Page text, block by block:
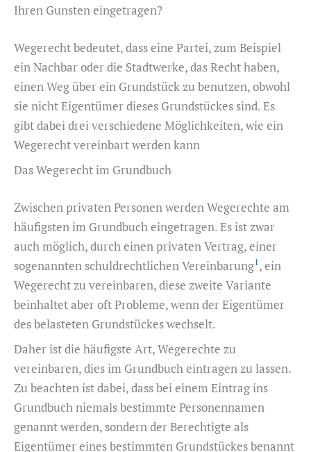
Ihren Gunsten eingetragen?
Wegerecht bedeutet, dass eine Partei, zum Beispiel
ein Nachbar oder die Stadtwerke, das Recht haben,
einen Weg über ein Grundstück zu benutzen, obwohl
sie nicht Eigentümer dieses Grundstückes sind. Es
gibt dabei drei verschiedene Möglichkeiten, wie ein
Wegerecht vereinbart werden kann
Das Wegerecht im Grundbuch
Zwischen privaten Personen werden Wegerechte am
häufigsten im Grundbuch eingetragen. Es ist zwar
auch möglich, durch einen privaten Vertrag, einer
sogenannten schuldrechtlichen Vereinbarung1, ein
Wegerecht zu vereinbaren, diese zweite Variante
beinhaltet aber oft Probleme, wenn der Eigentümer
des belasteten Grundstückes wechselt.
Daher ist die häufigste Art, Wegerechte zu
vereinbaren, dies im Grundbuch eintragen zu lassen.
Zu beachten ist dabei, dass bei einem Eintrag ins
Grundbuch niemals bestimmte Personennamen
genannt werden, sondern der Berechtigte als
Eigentümer eines bestimmten Grundstückes benannt